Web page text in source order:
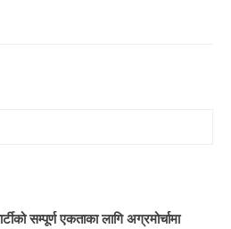
सम्पूर्ण एकताका लागि अग्रमोर्चामा